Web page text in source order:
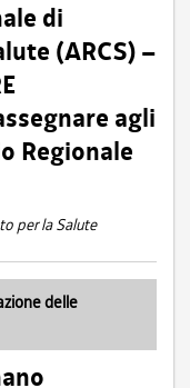
di
(ARCS) –
agli
Regionale
per la Salute
delle